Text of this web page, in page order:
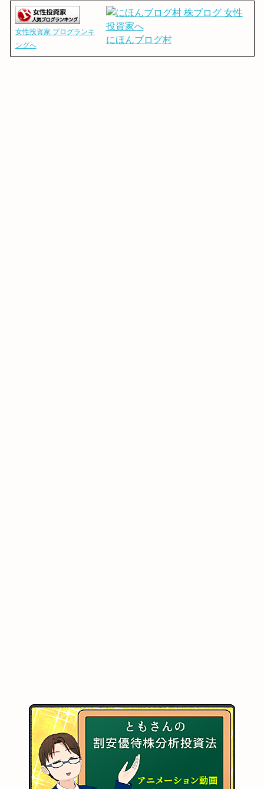
女性投資家 ブログランキ
ングへ
にほんブログ村